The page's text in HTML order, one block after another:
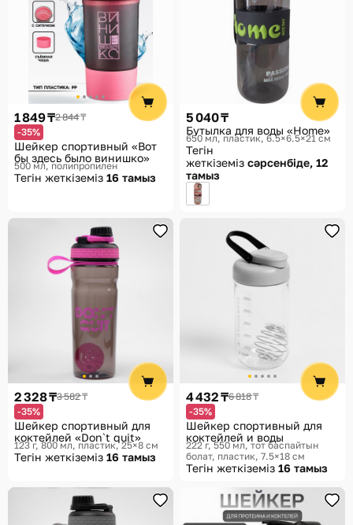
1 849 ₸2 844 ₸
-35%
Шейкер спортивный «Вот
бы здесь было винишко»
500 мл, полипропилен
Тегін жеткіземіз 16 тамыз
5 040 ₸
Бутылка для воды «Home»
650 мл, пластик, 6.5×6.5×21 см
Тегін
жеткіземіз сәрсенбіде, 12
тамыз
2 328 ₸3 582 ₸
-35%
Шейкер спортивный для
коктейлей «Don`t quit»
123 г, 800 мл, пластик, 25×8 см
Тегін жеткіземіз 16 тамыз
4 432 ₸6 818 ₸
-35%
Шейкер спортивный для
коктейлей и воды
222 г, 550 мл, тот баспайтын
болат, пластик, 7.5×18 см
Тегін жеткіземіз 16 тамыз